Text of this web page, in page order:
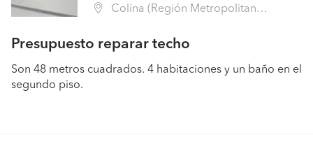
Colina (Región Metropolitana - Chacabuco)
Presupuesto reparar techo
Son 48 metros cuadrados. 4 habitaciones y un baño en el
segundo piso.